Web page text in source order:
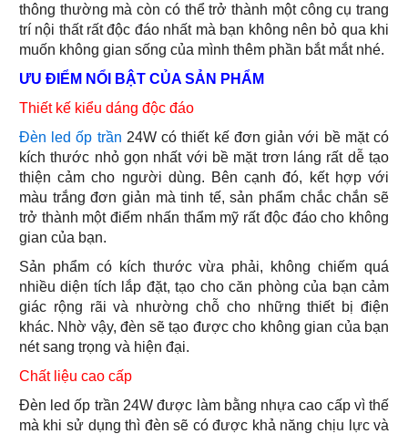
thông thường mà còn có thể trở thành một công cụ trang
trí nội thất rất độc đáo nhất mà bạn không nên bỏ qua khi
muốn không gian sống của mình thêm phần bắt mắt nhé.
ƯU ĐIỂM NỔI BẬT CỦA SẢN PHẨM
Thiết kế kiểu dáng độc đáo
Đèn led ốp trần 24W có thiết kế đơn giản với bề mặt có
kích thước nhỏ gọn nhất với bề mặt trơn láng rất dễ tạo
thiện cảm cho người dùng. Bên cạnh đó, kết hợp với
màu trắng đơn giản mà tinh tế, sản phẩm chắc chắn sẽ
trở thành một điểm nhấn thẩm mỹ rất độc đáo cho không
gian của bạn.
Sản phẩm có kích thước vừa phải, không chiếm quá
nhiều diện tích lắp đặt, tạo cho căn phòng của bạn cảm
giác rộng rãi và nhường chỗ cho những thiết bị điện
khác. Nhờ vậy, đèn sẽ tạo được cho không gian của bạn
nét sang trọng và hiện đại.
Chất liệu cao cấp
Đèn led ốp trần 24W được làm bằng nhựa cao cấp vì thế
mà khi sử dụng thì đèn sẽ có được khả năng chịu lực và